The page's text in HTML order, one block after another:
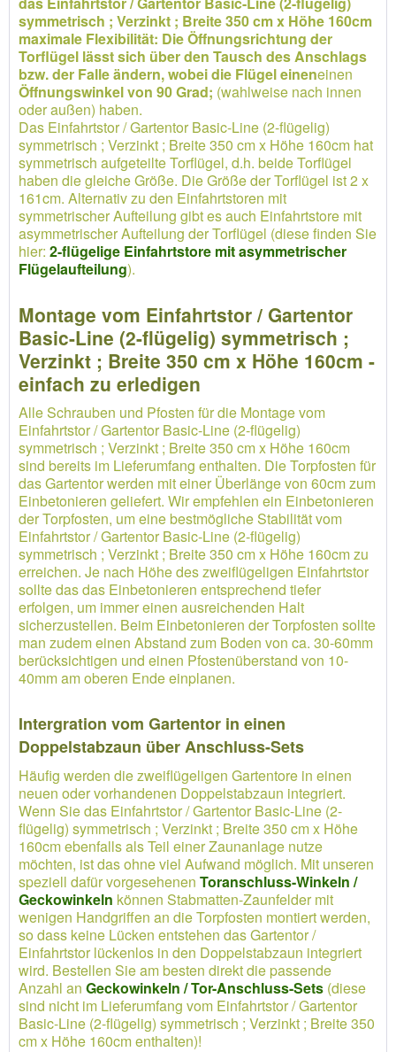
symmetrisch ; Verzinkt ; Breite 350 cm x Höhe 160cm
maximale Flexibilität: Die Öffnungsrichtung der
Torflügel lässt sich über den Tausch des Anschlags
bzw. der Falle ändern, wobei die Flügel eineneinen
Öffnungswinkel von 90 Grad; (wahlweise nach innen
oder außen) haben.
Das Einfahrtstor / Gartentor Basic-Line (2-flügelig)
symmetrisch ; Verzinkt ; Breite 350 cm x Höhe 160cm hat
symmetrisch aufgeteilte Torflügel, d.h. beide Torflügel
haben die gleiche Größe. Die Größe der Torflügel ist 2 x
161cm. Alternativ zu den Einfahrtstoren mit
symmetrischer Aufteilung gibt es auch Einfahrtstore mit
asymmetrischer Aufteilung der Torflügel (diese finden Sie
hier: 2-flügelige Einfahrtstore mit asymmetrischer
Flügelaufteilung).
Montage vom Einfahrtstor / Gartentor
Basic-Line (2-flügelig) symmetrisch ;
Verzinkt ; Breite 350 cm x Höhe 160cm -
einfach zu erledigen
Alle Schrauben und Pfosten für die Montage vom
Einfahrtstor / Gartentor Basic-Line (2-flügelig)
symmetrisch ; Verzinkt ; Breite 350 cm x Höhe 160cm
sind bereits im Lieferumfang enthalten. Die Torpfosten für
das Gartentor werden mit einer Überlänge von 60cm zum
Einbetonieren geliefert. Wir empfehlen ein Einbetonieren
der Torpfosten, um eine bestmögliche Stabilität vom
Einfahrtstor / Gartentor Basic-Line (2-flügelig)
symmetrisch ; Verzinkt ; Breite 350 cm x Höhe 160cm zu
erreichen. Je nach Höhe des zweiflügeligen Einfahrtstor
sollte das das Einbetonieren entsprechend tiefer
erfolgen, um immer einen ausreichenden Halt
sicherzustellen. Beim Einbetonieren der Torpfosten sollte
man zudem einen Abstand zum Boden von ca. 30-60mm
berücksichtigen und einen Pfostenüberstand von 10-
40mm am oberen Ende einplanen.
Intergration vom Gartentor in einen
Doppelstabzaun über Anschluss-Sets
Häufig werden die zweiflügeligen Gartentore in einen
neuen oder vorhandenen Doppelstabzaun integriert.
Wenn Sie das Einfahrtstor / Gartentor Basic-Line (2-
flügelig) symmetrisch ; Verzinkt ; Breite 350 cm x Höhe
160cm ebenfalls als Teil einer Zaunanlage nutze
möchten, ist das ohne viel Aufwand möglich. Mit unseren
speziell dafür vorgesehenen Toranschluss-Winkeln /
Geckowinkeln können Stabmatten-Zaunfelder mit
wenigen Handgriffen an die Torpfosten montiert werden,
so dass keine Lücken entstehen das Gartentor /
Einfahrtstor lückenlos in den Doppelstabzaun integriert
wird. Bestellen Sie am besten direkt die passende
Anzahl an Geckowinkeln / Tor-Anschluss-Sets (diese
sind nicht im Lieferumfang vom Einfahrtstor / Gartentor
Basic-Line (2-flügelig) symmetrisch ; Verzinkt ; Breite 350
cm x Höhe 160cm enthalten)!